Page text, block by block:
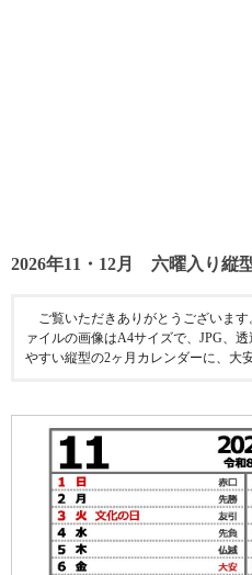
2026年11・12月 六曜入り縦
ご覧いただきありがとうございます
ァイルの画像はA4サイズで、JPG、
やすい縦型の2ヶ月カレンダーに、大